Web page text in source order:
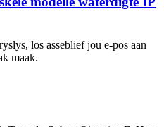
los asseblief jou e-pos aan
maak.